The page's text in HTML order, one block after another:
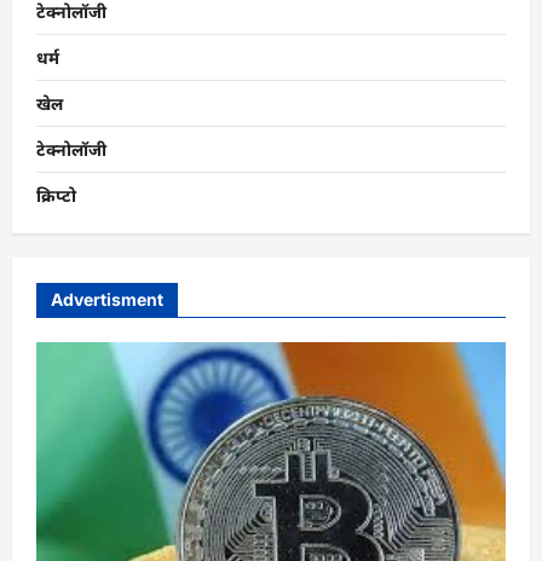
टेक्नोलॉजी
धर्म
खेल
टेक्नोलॉजी
क्रिप्टो
Advertisment